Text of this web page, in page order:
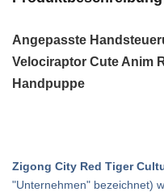
Angepasste
Velociraptor Cute Anim
Handpuppe
Zigong City Red Tiger
"Unternehmen" bezeichnet)